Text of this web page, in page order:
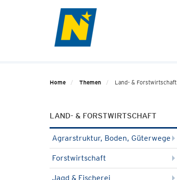
Home Themen Land- & Forstwirtschaft
LAND- & FORSTWIRTSCHAFT
Agrarstruktur, Boden, Güterwege
Forstwirtschaft
Jagd & Fischerei